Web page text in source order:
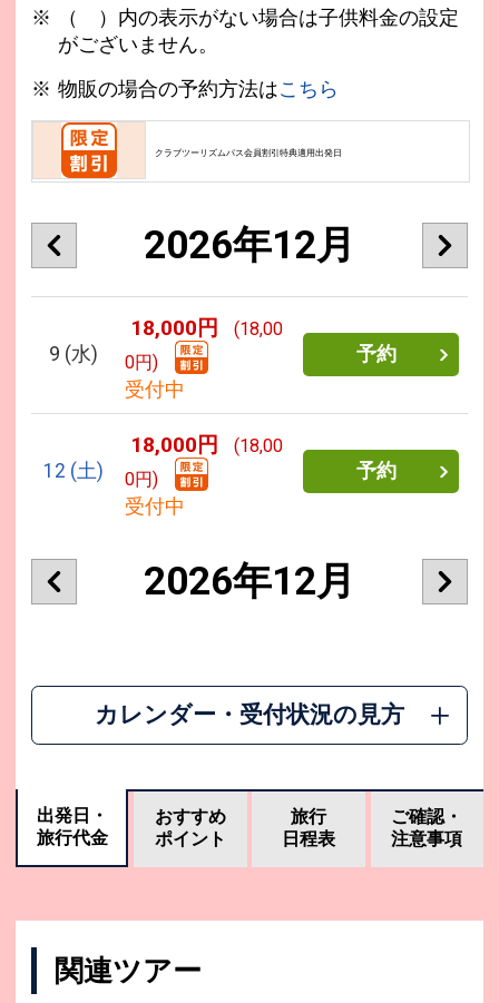
（ ）内の表示がない場合は子供料金の設定
がございません。
物販の場合の予約方法はこちら
クラブツーリズムパス会員割引特典適用出発日
2026年12月
9 (水)
18,000円
(18,00
0円)
受付中
予約
12 (土)
18,000円
(18,00
0円)
受付中
予約
2026年12月
カレンダー・受付状況の見方
出発日・
旅行代金
おすすめ
ポイント
旅行
日程表
ご確認・
注意事項
関連ツアー